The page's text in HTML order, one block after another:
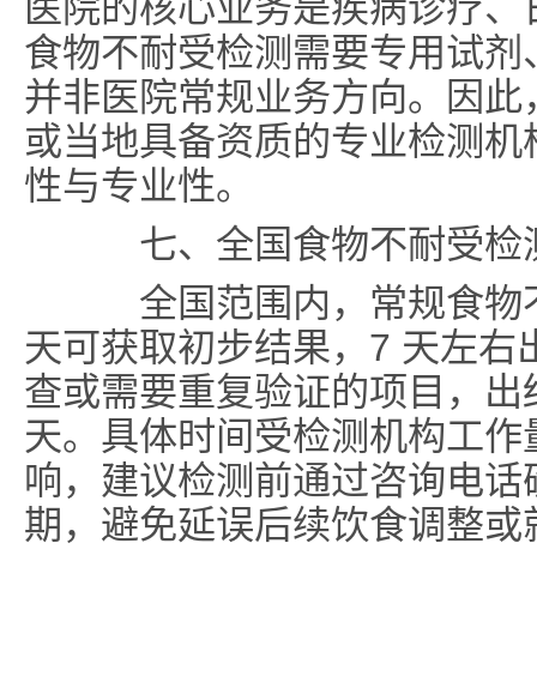
食物不耐受检测需要专用试
并非医院常规业务方向。因
或当地具备资质的专业检测
性与专业性。
七、全国食物不耐受检
全国范围内，常规食物
天可获取初步结果，7 天左右
查或需要重复验证的项目，
天。具体时间受检测机构工
响，建议检测前通过咨询电
期，避免延误后续饮食调整或